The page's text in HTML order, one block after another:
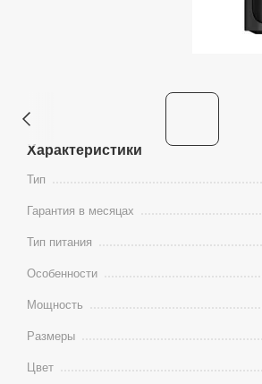
Характеристики
Тип
Гарантия в месяцах
Тип питания
Особенности
Мощность
Размеры
Цвет